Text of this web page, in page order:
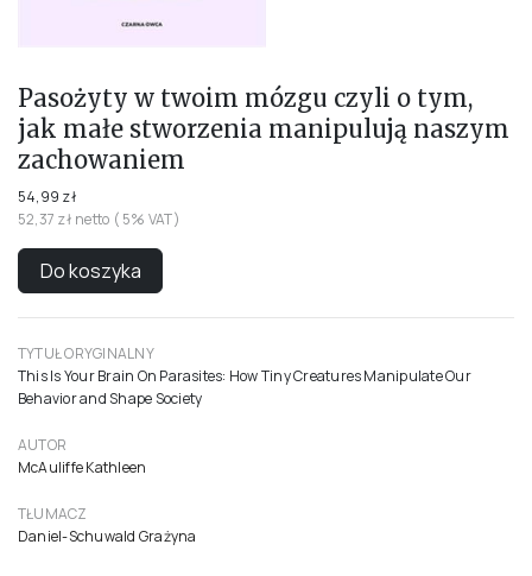
Pasożyty w twoim mózgu czyli o tym,
jak małe stworzenia manipulują naszym
zachowaniem
54,99 zł
52,37 zł netto ( 5% VAT)
Do koszyka
TYTUŁ ORYGINALNY
This Is Your Brain On Parasites: How Tiny Creatures Manipulate Our
Behavior and Shape Society
AUTOR
McAuliffe Kathleen
TŁUMACZ
Daniel-Schuwald Grażyna